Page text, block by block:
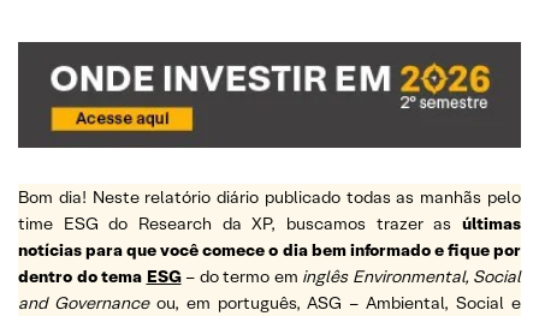
Bom dia! Neste relatório diário publicado todas as manhãs pelo
time ESG do Research da XP, buscamos trazer as últimas
notícias para que você comece o dia bem informado e fique por
dentro do tema ESG – do termo em inglês Environmental, Social
and Governance ou, em português, ASG – Ambiental, Social e